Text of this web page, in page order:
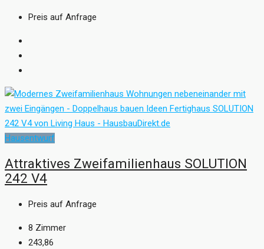
Preis auf Anfrage
Hausentwurf
Attraktives Zweifamilienhaus SOLUTION
242 V4
Preis auf Anfrage
8 Zimmer
243,86